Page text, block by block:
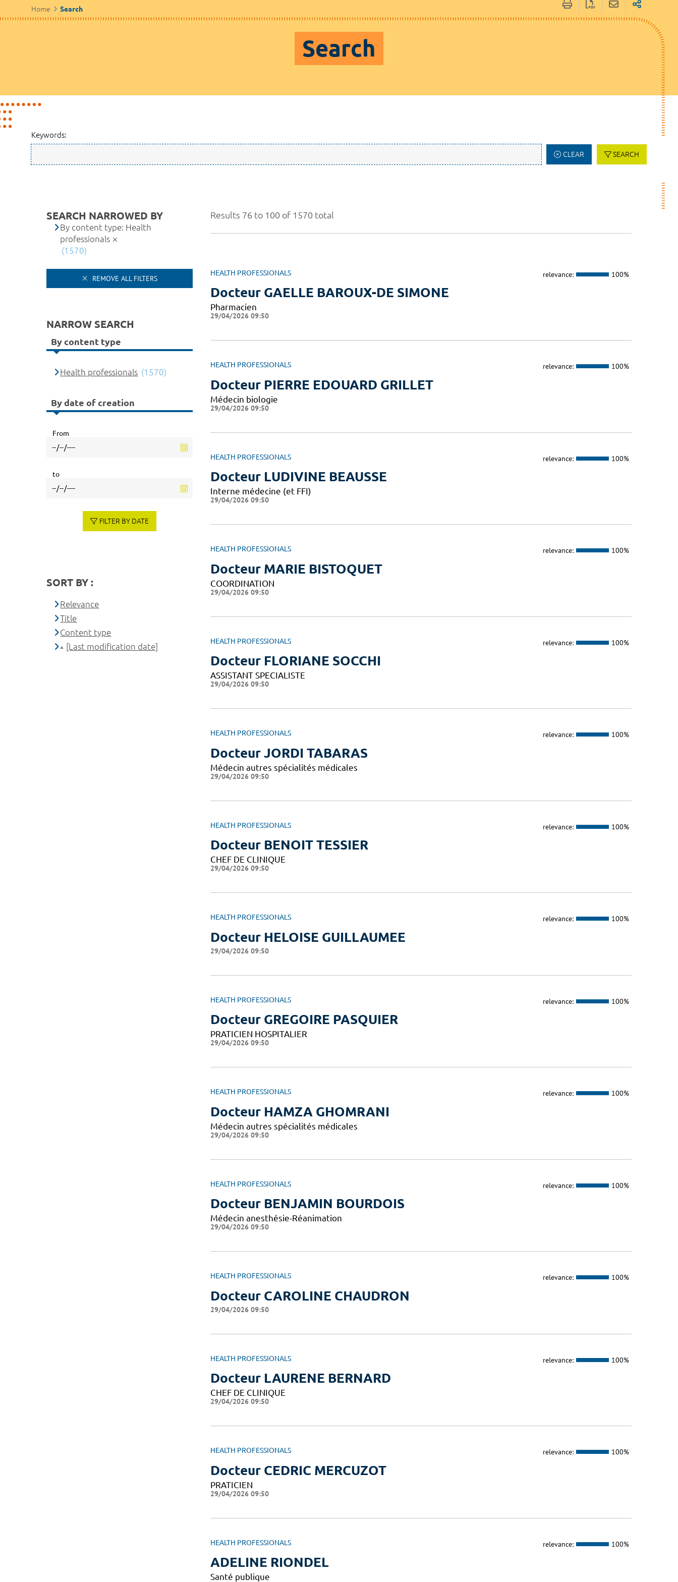
Home Search
Search
Keywords:
CLEAR SEARCH
Results 76 to 100 of 1570 total
HEALTH PROFESSIONALS relevance: 100%
Docteur GAELLE BAROUX-DE SIMONE
Pharmacien
29/04/2026 09:50
HEALTH PROFESSIONALS relevance: 100%
Docteur PIERRE EDOUARD GRILLET
Médecin biologie
29/04/2026 09:50
HEALTH PROFESSIONALS relevance: 100%
Docteur LUDIVINE BEAUSSE
Interne médecine (et FFI)
29/04/2026 09:50
HEALTH PROFESSIONALS relevance: 100%
Docteur MARIE BISTOQUET
COORDINATION
29/04/2026 09:50
HEALTH PROFESSIONALS relevance: 100%
Docteur FLORIANE SOCCHI
ASSISTANT SPECIALISTE
29/04/2026 09:50
HEALTH PROFESSIONALS relevance: 100%
Docteur JORDI TABARAS
Médecin autres spécialités médicales
29/04/2026 09:50
HEALTH PROFESSIONALS relevance: 100%
Docteur BENOIT TESSIER
CHEF DE CLINIQUE
29/04/2026 09:50
HEALTH PROFESSIONALS relevance: 100%
Docteur HELOISE GUILLAUMEE
29/04/2026 09:50
HEALTH PROFESSIONALS relevance: 100%
Docteur GREGOIRE PASQUIER
PRATICIEN HOSPITALIER
29/04/2026 09:50
HEALTH PROFESSIONALS relevance: 100%
Docteur HAMZA GHOMRANI
Médecin autres spécialités médicales
29/04/2026 09:50
HEALTH PROFESSIONALS relevance: 100%
Docteur BENJAMIN BOURDOIS
Médecin anesthésie-Réanimation
29/04/2026 09:50
HEALTH PROFESSIONALS relevance: 100%
Docteur CAROLINE CHAUDRON
29/04/2026 09:50
HEALTH PROFESSIONALS relevance: 100%
Docteur LAURENE BERNARD
CHEF DE CLINIQUE
29/04/2026 09:50
HEALTH PROFESSIONALS relevance: 100%
Docteur CEDRIC MERCUZOT
PRATICIEN
29/04/2026 09:50
HEALTH PROFESSIONALS relevance: 100%
ADELINE RIONDEL
Santé publique
SEARCH NARROWED BY
By content type: Health
professionals
(1570)
REMOVE ALL FILTERS
NARROW SEARCH
By content type
Health professionals (1570)
By date of creation
From
to
FILTER BY DATE
SORT BY :
Relevance
Title
Content type
[Last modification date]